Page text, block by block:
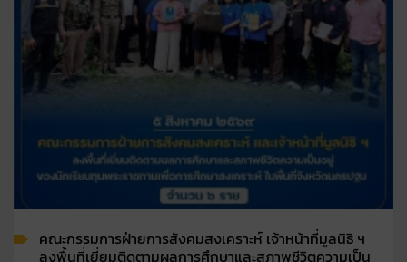
คณะกรรมการฝ่ายการสังคมสงเคราะห์ เจ้าหน้าที่มูลนิธิ ฯ
ลงพื้นที่เยี่ยมติดตามผลการศึกษาและสภาพชีวิตความเป็น